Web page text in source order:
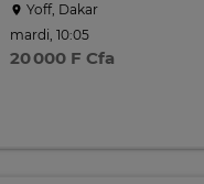
Yoff, Dakar
mardi, 10:05
20 000 F Cfa